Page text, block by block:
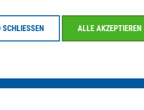
258 - 139
SCHLIESSEN ALLE AKZEPTIEREN